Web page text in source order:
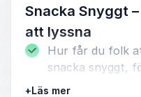
personliga
balans mellan
hur positiv
företagets
Deltagarna får
Snacka Snyggt
att lyssna
Hur får du folk
snacka snyggt,
Denna
+Läs mer